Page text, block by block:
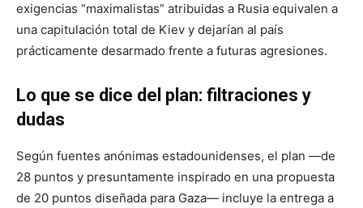
exigencias “maximalistas” atribuidas a Rusia equivalen a
una capitulación total de Kiev y dejarían al país
prácticamente desarmado frente a futuras agresiones.
Lo que se dice del plan: filtraciones y
dudas
Según fuentes anónimas estadounidenses, el plan —de
28 puntos y presuntamente inspirado en una propuesta
de 20 puntos diseñada para Gaza— incluye la entrega a